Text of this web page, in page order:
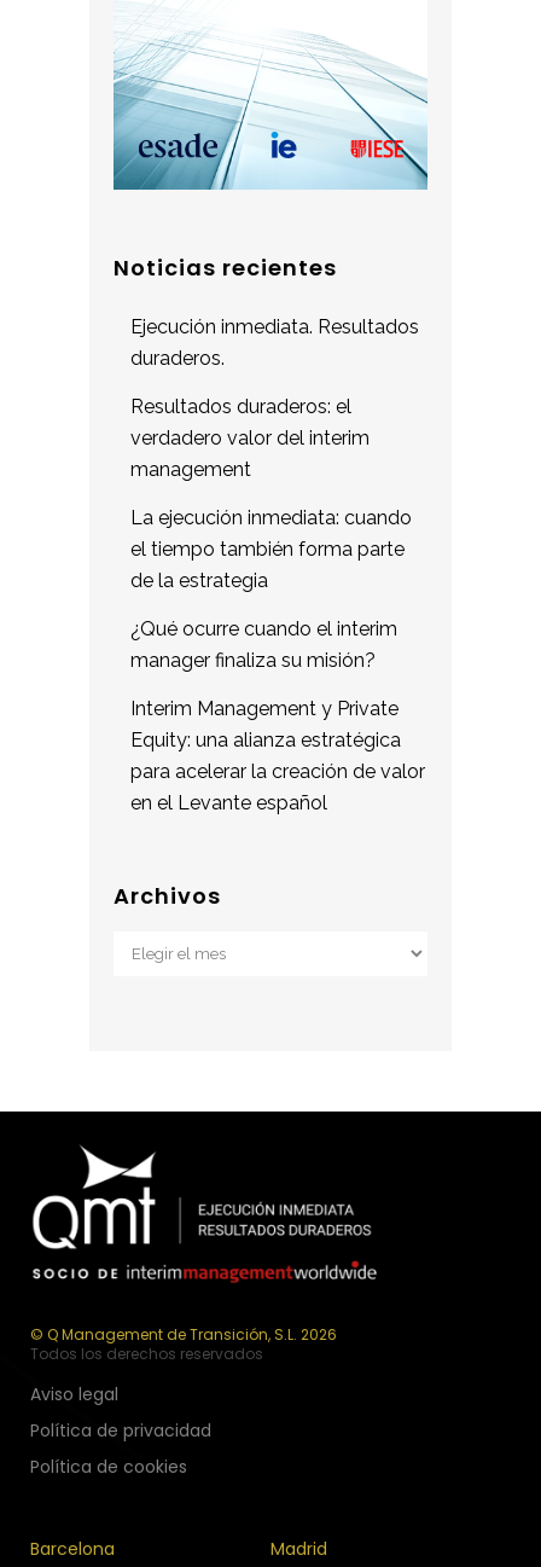
Noticias recientes
Ejecución inmediata. Resultados
duraderos.
Resultados duraderos: el
verdadero valor del interim
management
La ejecución inmediata: cuando
el tiempo también forma parte
de la estrategia
¿Qué ocurre cuando el interim
manager finaliza su misión?
Interim Management y Private
Equity: una alianza estratégica
para acelerar la creación de valor
en el Levante español
Archivos
Archivos
© Q Management de Transición, S.L. 2026
Todos los derechos reservados
Aviso legal
Política de privacidad
Política de cookies
Barcelona
Madrid